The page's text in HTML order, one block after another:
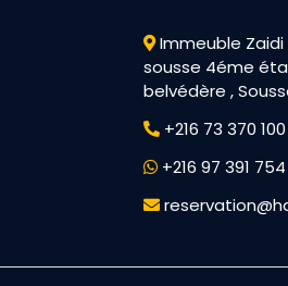
Immeuble
sousse 4éme
belvédère ,
+216 73 370 100
+216 97 391 754